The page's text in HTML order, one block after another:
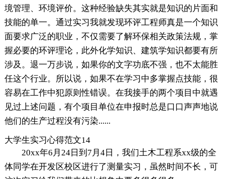
境管理、环境评价。这种经验缺失其实就是知识的片面和
技能的单一。通过实习我就发现环评工程师真是一个知识
面要求广泛的职业，不仅需要了解环保相关政策法规，掌
握必要的环评理论，此外化学知识、建筑学知识都要有所
涉及。退一万步说，如果你的文字功底不强，也不太能胜
任这个行业。所以说，如果不在学习中多掌握点技能，很
容易在工作中犯原则性错误。在我接手的两个项目中就遇
见过上述问题，有个项目单位在申报时总是口口声声地说
他们的生产过程没有污染......
大学生实习心得范文14
20xx年6月24日到7月4日，我们土木工程系xx级的全
体同学在开发区校区进行了测量实习，虽然时间不长，可